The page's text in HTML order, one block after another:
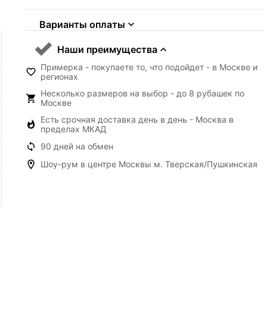
Варианты оплаты
Наши преимущества
Примерка - покупаете то, что подойдет - в Москве и
регионах
Несколько размеров на выбор - до 8 рубашек по
Москве
Есть срочная доставка день в день - Москва в
пределах МКАД
90 дней на обмен
Шоу-рум в центре Москвы м. Тверская/Пушкинская